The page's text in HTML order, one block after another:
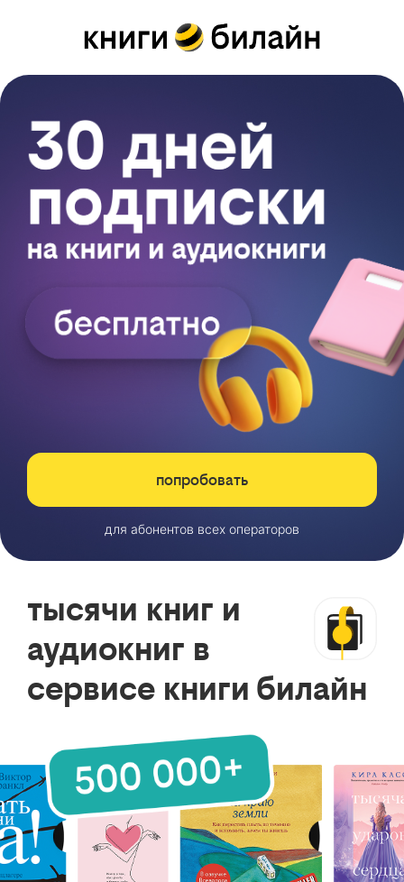
попробовать
для абонентов всех операторов
тысячи книг и
аудиокниг в
сервисе книги билайн